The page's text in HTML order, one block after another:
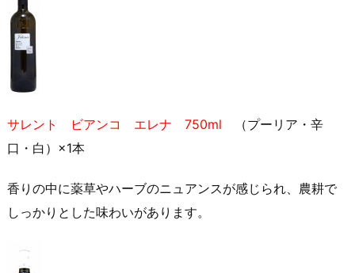
サレント ビアンコ エレナ 750ml （プーリア・辛
口・白）×1本
香りの中に薬草やハーブのニュアンスが感じられ、農耕で
しっかりとした味わいがあります。